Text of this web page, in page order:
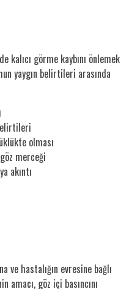
kalıcı görme kaybını önlemek
yaygın belirtileri arasında
olması
merceği
akıntı
ve hastalığın evresine bağlı
göz içi basıncını